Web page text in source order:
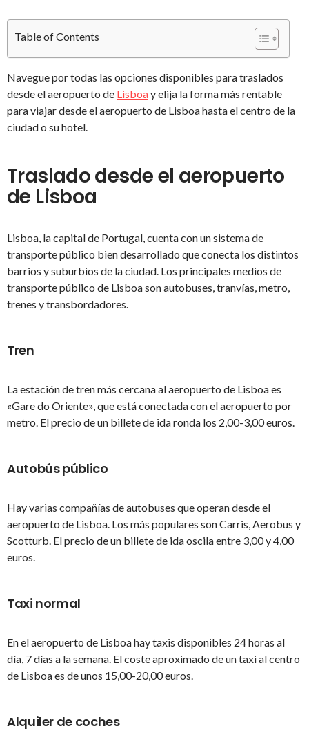
Table of Contents
Navegue por todas las opciones disponibles para traslados
desde el aeropuerto de Lisboay elija la forma más rentable
para viajar desde el aeropuerto de Lisboa hasta el centro de la
ciudad o su hotel.
Traslado desde el aeropuerto
de Lisboa
Lisboa, la capital de Portugal, cuenta con un sistema de
transporte público bien desarrollado que conecta los distintos
barrios y suburbios de la ciudad. Los principales medios de
transporte público de Lisboa son autobuses, tranvías, metro,
trenes y transbordadores.
Tren
La estación de tren más cercana al aeropuerto de Lisboa es
«Gare do Oriente», que está conectada con el aeropuerto por
metro. El precio de un billete de ida ronda los 2,00-3,00 euros.
Autobús público
Hay varias compañías de autobuses que operan desde el
aeropuerto de Lisboa. Los más populares son Carris, Aerobus y
Scotturb. El precio de un billete de ida oscila entre 3,00 y 4,00
euros.
Taxi normal
En el aeropuerto de Lisboa hay taxis disponibles 24 horas al
día, 7 días a la semana. El coste aproximado de un taxi al centro
de Lisboa es de unos 15,00-20,00 euros.
Alquiler de coches